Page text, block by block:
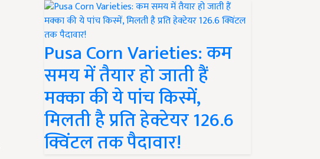
Pusa Corn Varieties: कम
समय में तैयार हो जाती हैं
मक्का की ये पांच किस्में,
मिलती है प्रति हेक्टेयर 126.6
क्विंटल तक पैदावार!